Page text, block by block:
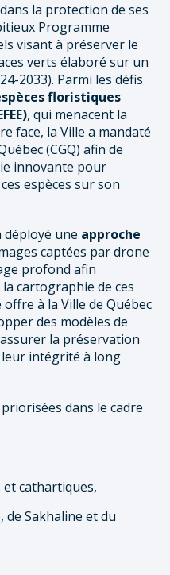
la protection de ses
Programme
visant à préserver le
verts élaboré sur un
2033). Parmi les défis
floristiques
, qui menacent la
face, la Ville a mandaté
(CGQ) afin de
innovante pour
espèces sur son
déployé une approche
captées par drone
profond afin
cartographie de ces
à la Ville de Québec
des modèles de
la préservation
intégrité à long
dans le cadre
cathartiques,
de Sakhaline et du